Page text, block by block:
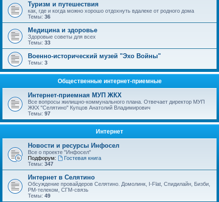
Туризм и путешествия
как, где и когда можно хорошо отдохнуть вдалеке от родного дома
Темы: 36
Медицина и здоровье
Здоровые советы для всех
Темы: 33
Военно-исторический музей "Эхо Войны"
Темы: 3
Общественные интернет-приемные
Интернет-приемная МУП ЖКХ
Все вопросы жилищно-коммунального плана. Отвечает директор МУП
ЖКХ "Селятино" Купцов Анатолий Владимирович
Темы: 97
Интернет
Новости и ресурсы Инфосел
Все о проекте "Инфосел"
Подфорум:
Гостевая книга
Темы: 347
Интернет в Селятино
Обсуждение провайдеров Селятино. Домолинк, I-Flat, Спидилайн, Бизби,
РМ-телеком, СГМ-связь
Темы: 49